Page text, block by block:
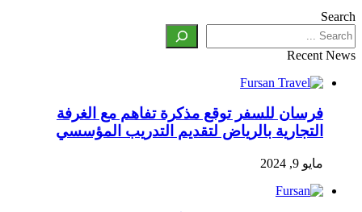
Search
Recent News
فرسان للسفر توقع مذكرة تفاهم مع الغرفة
التجارية بالرياض لتقديم التدريب المؤسسي
مايو 9, 2024